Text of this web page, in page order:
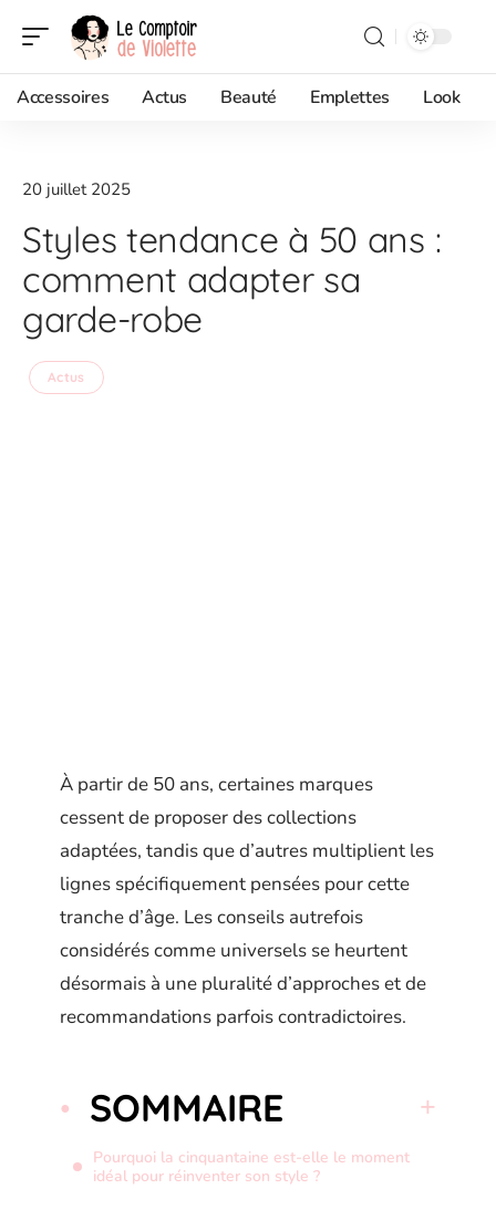
Accessoires Actus Beauté Emplettes Look
20 juillet 2025
Styles tendance à 50 ans :
comment adapter sa
garde-robe
Actus
À partir de 50 ans, certaines marques
cessent de proposer des collections
adaptées, tandis que d’autres multiplient les
lignes spécifiquement pensées pour cette
tranche d’âge. Les conseils autrefois
considérés comme universels se heurtent
désormais à une pluralité d’approches et de
recommandations parfois contradictoires.
SOMMAIRE
Pourquoi la cinquantaine est-elle le moment
idéal pour réinventer son style ?